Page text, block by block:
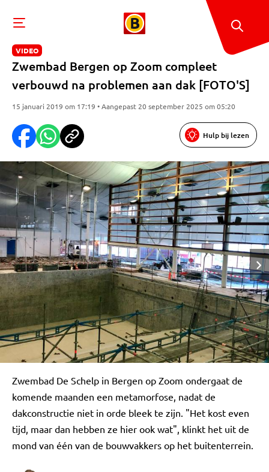
VIDEO
Zwembad Bergen op Zoom compleet
verbouwd na problemen aan dak [FOTO'S]
15 januari 2019 om 17:19 • Aangepast 20 september 2025 om 05:20
Hulp bij lezen
Zwembad De Schelp in Bergen op Zoom ondergaat de
komende maanden een metamorfose, nadat de
dakconstructie niet in orde bleek te zijn. "Het kost even
tijd, maar dan hebben ze hier ook wat", klinkt het uit de
mond van één van de bouwvakkers op het buitenterrein.